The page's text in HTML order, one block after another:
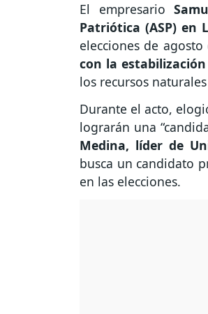
El empresario
Patriótica (ASP) en
elecciones de
con la
los recursos
Durante el acto,
lograrán una
Medina, líder de
busca un candidato
en las elecciones.